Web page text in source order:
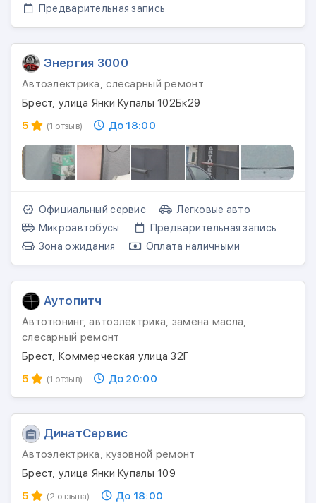
Предварительная запись
Энергия 3000
Автоэлектрика, слесарный ремонт
Брест, улица Янки Купалы 102Бк29
5
(1 отзыв) До 18:00
Официальный сервис
Легковые авто
Микроавтобусы
Предварительная запись
Зона ожидания
Оплата наличными
Аутопитч
Автотюнинг, автоэлектрика, замена масла,
слесарный ремонт
Брест, Коммерческая улица 32Г
5
(1 отзыв) До 20:00
ДинатСервис
Автоэлектрика, кузовной ремонт
Брест, улица Янки Купалы 109
5
(2 отзыва) До 18:00